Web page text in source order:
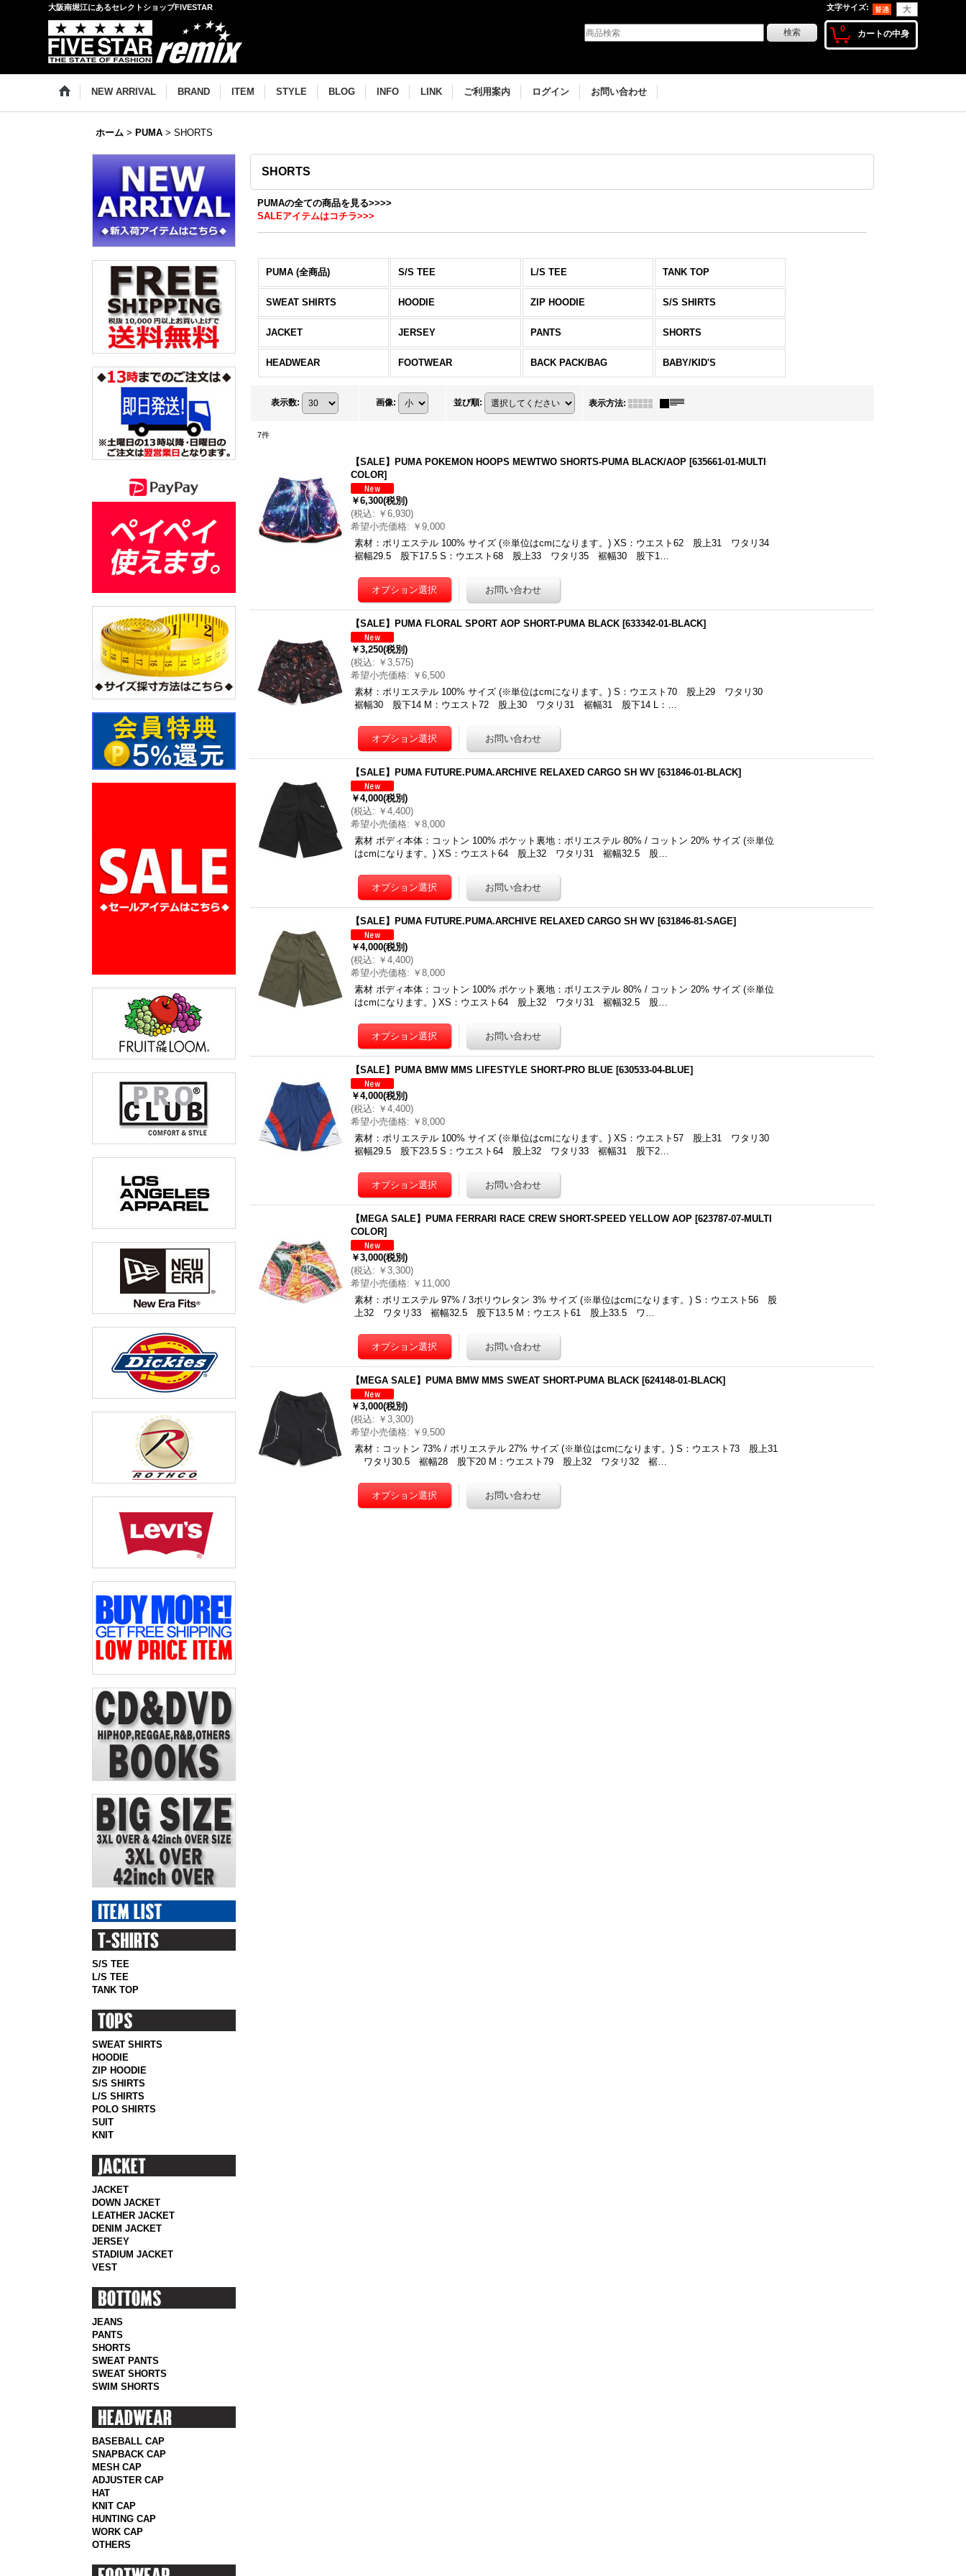
大阪南堀江にあるセレクトショップFIVESTAR 文字サイズ:
0 カートの中身
NEW ARRIVAL BRAND ITEM STYLE BLOG INFO LINK ご利用案内 ログイン お問い合わせ
ホーム > PUMA > SHORTS
S/S TEE
L/S TEE
TANK TOP
SWEAT SHIRTS
HOODIE
ZIP HOODIE
S/S SHIRTS
L/S SHIRTS
POLO SHIRTS
SUIT
KNIT
JACKET
DOWN JACKET
LEATHER JACKET
DENIM JACKET
JERSEY
STADIUM JACKET
VEST
JEANS
PANTS
SHORTS
SWEAT PANTS
SWEAT SHORTS
SWIM SHORTS
BASEBALL CAP
SNAPBACK CAP
MESH CAP
ADJUSTER CAP
HAT
KNIT CAP
HUNTING CAP
WORK CAP
OTHERS
SHORTS
PUMAの全ての商品を見る>>>>
SALEアイテムはコチラ>>>
PUMA (全商品) S/S TEE L/S TEE TANK TOP
SWEAT SHIRTS HOODIE ZIP HOODIE S/S SHIRTS
JACKET JERSEY PANTS SHORTS
HEADWEAR FOOTWEAR BACK PACK/BAG BABY/KID'S
表示数: 画像: 並び順: 表示方法:
7件
【SALE】PUMA POKEMON HOOPS MEWTWO SHORTS-PUMA BLACK/AOP [635661-01-MULTI
COLOR]
￥6,300(税別)
(税込: ￥6,930)
希望小売価格: ￥9,000
素材：ポリエステル 100% サイズ (※単位はcmになります。) XS：ウエスト62 股上31 ワタリ34
裾幅29.5 股下17.5 S：ウエスト68 股上33 ワタリ35 裾幅30 股下1…
【SALE】PUMA FLORAL SPORT AOP SHORT-PUMA BLACK [633342-01-BLACK]
￥3,250(税別)
(税込: ￥3,575)
希望小売価格: ￥6,500
素材：ポリエステル 100% サイズ (※単位はcmになります。) S：ウエスト70 股上29 ワタリ30
裾幅30 股下14 M：ウエスト72 股上30 ワタリ31 裾幅31 股下14 L：…
【SALE】PUMA FUTURE.PUMA.ARCHIVE RELAXED CARGO SH WV [631846-01-BLACK]
￥4,000(税別)
(税込: ￥4,400)
希望小売価格: ￥8,000
素材 ボディ本体：コットン 100% ポケット裏地：ポリエステル 80% / コットン 20% サイズ (※単位
はcmになります。) XS：ウエスト64 股上32 ワタリ31 裾幅32.5 股…
【SALE】PUMA FUTURE.PUMA.ARCHIVE RELAXED CARGO SH WV [631846-81-SAGE]
￥4,000(税別)
(税込: ￥4,400)
希望小売価格: ￥8,000
素材 ボディ本体：コットン 100% ポケット裏地：ポリエステル 80% / コットン 20% サイズ (※単位
はcmになります。) XS：ウエスト64 股上32 ワタリ31 裾幅32.5 股…
【SALE】PUMA BMW MMS LIFESTYLE SHORT-PRO BLUE [630533-04-BLUE]
￥4,000(税別)
(税込: ￥4,400)
希望小売価格: ￥8,000
素材：ポリエステル 100% サイズ (※単位はcmになります。) XS：ウエスト57 股上31 ワタリ30
裾幅29.5 股下23.5 S：ウエスト64 股上32 ワタリ33 裾幅31 股下2…
【MEGA SALE】PUMA FERRARI RACE CREW SHORT-SPEED YELLOW AOP [623787-07-MULTI
COLOR]
￥3,000(税別)
(税込: ￥3,300)
希望小売価格: ￥11,000
素材：ポリエステル 97% / 3ポリウレタン 3% サイズ (※単位はcmになります。) S：ウエスト56 股
上32 ワタリ33 裾幅32.5 股下13.5 M：ウエスト61 股上33.5 ワ…
【MEGA SALE】PUMA BMW MMS SWEAT SHORT-PUMA BLACK [624148-01-BLACK]
￥3,000(税別)
(税込: ￥3,300)
希望小売価格: ￥9,500
素材：コットン 73% / ポリエステル 27% サイズ (※単位はcmになります。) S：ウエスト73 股上31
ワタリ30.5 裾幅28 股下20 M：ウエスト79 股上32 ワタリ32 裾…